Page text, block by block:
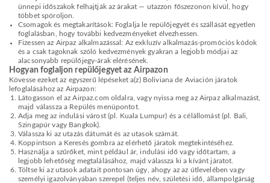
ünnepi időszakok felhajtják az árakat — utazzon főszezonon kívül, hogy
többet spóroljon.
Csomagok és megtakarítások: Foglalja le repülőjegyét és szállását egyetlen
foglalásban, hogy további kedvezményeket élvezhessen.
Fizessen az Airpaz alkalmazással: Az exkluzív alkalmazás-promóciós kódok
és a csak tagoknak szóló kedvezmények gyakran a legjobb módjai az
alacsonyabb repülőjegy-árak elérésének.
Hogyan foglaljon repülőjegyet az Airpazon
Kövesse ezeket az egyszerű lépéseket a(z) Boliviana de Aviación járatok
lefoglalásához az Airpazon:
Látogasson el az Airpaz.com oldalra, vagy nyissa meg az Airpaz alkalmazást,
majd válassza a Repülés menüpontot.
Adja meg az indulási várost (pl. Kuala Lumpur) és a célállomást (pl. Bali,
Szingapúr vagy Bangkok).
Válassza ki az utazás dátumát és az utasok számát.
Koppintson a Keresés gombra az elérhető járatok megtekintéséhez.
Használja a szűrőket, mint például ár, indulási idő vagy időtartam, a
legjobb lehetőség megtalálásához, majd válassza ki a kívánt járatot.
Töltse ki az utasok adatait pontosan úgy, ahogy az az útlevelében vagy
személyi igazolványában szerepel (teljes név, születési idő, állampolgárság